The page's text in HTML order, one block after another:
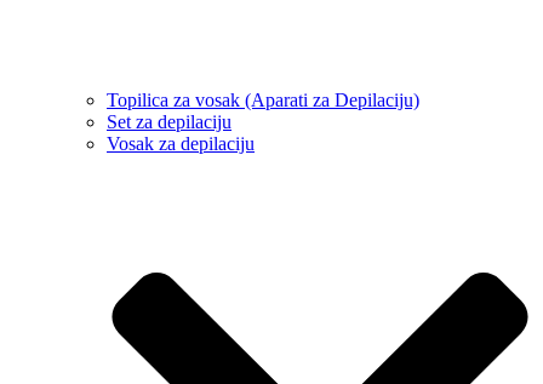
Topilica za vosak (Aparati za Depilaciju)
Set za depilaciju
Vosak za depilaciju